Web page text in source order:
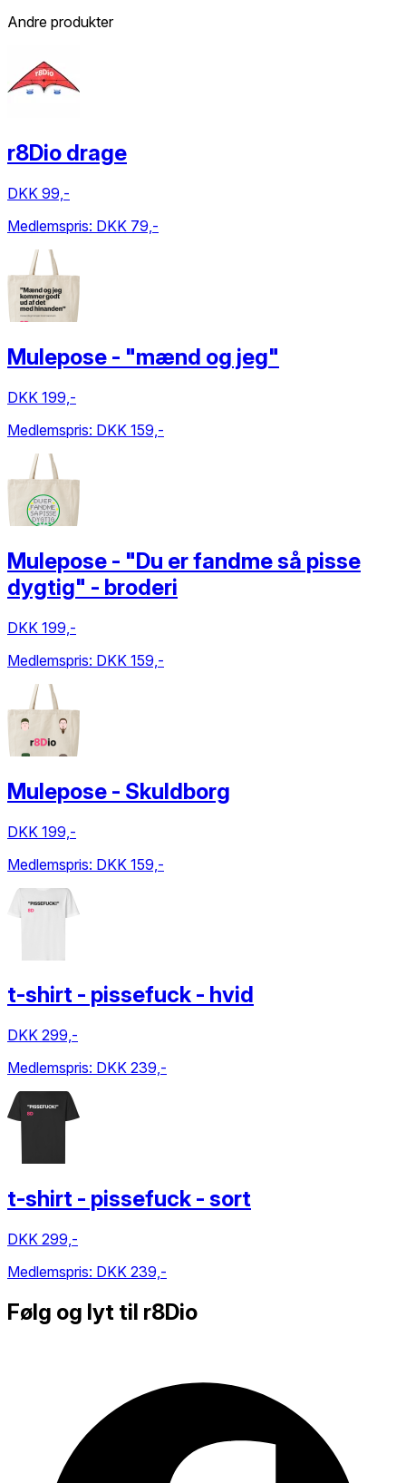
Andre produkter
r8Dio drage
DKK 99,-
Medlemspris: DKK 79,-
Mulepose - "mænd og jeg"
DKK 199,-
Medlemspris: DKK 159,-
Mulepose - "Du er fandme så pisse
dygtig" - broderi
DKK 199,-
Medlemspris: DKK 159,-
Mulepose - Skuldborg
DKK 199,-
Medlemspris: DKK 159,-
t-shirt - pissefuck - hvid
DKK 299,-
Medlemspris: DKK 239,-
t-shirt - pissefuck - sort
DKK 299,-
Medlemspris: DKK 239,-
Følg og lyt til r8Dio